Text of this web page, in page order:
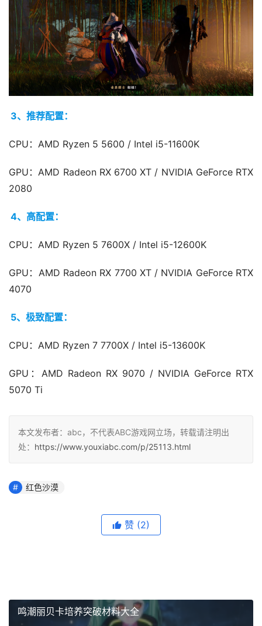
3、推荐配置：
CPU：AMD Ryzen 5 5600 / Intel i5-11600K
GPU：AMD Radeon RX 6700 XT / NVIDIA GeForce RTX
2080
4、高配置：
CPU：AMD Ryzen 5 7600X / Intel i5-12600K
GPU：AMD Radeon RX 7700 XT / NVIDIA GeForce RTX
4070
5、极致配置：
CPU：AMD Ryzen 7 7700X / Intel i5-13600K
GPU：AMD Radeon RX 9070 / NVIDIA GeForce RTX
5070 Ti
本文发布者：abc，不代表ABC游戏网立场，转载请注明出
处： https://www.youxiabc.com/p/25113.html
红色沙漠
赞 (2)
鸣潮丽贝卡培养突破材料大全